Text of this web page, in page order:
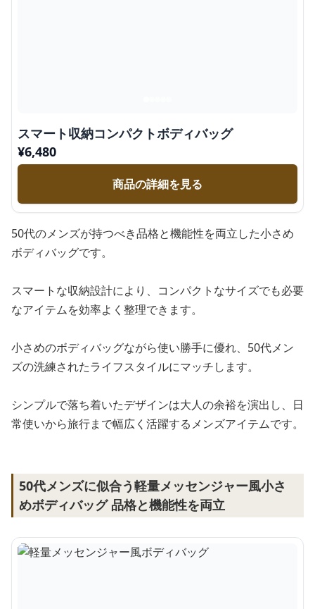
スマート収納コンパクトボディバッグ
¥6,480
商品の詳細を見る
50代のメンズが持つべき品格と機能性を両立した小さめ
ボディバッグです。
スマートな収納設計により、コンパクトなサイズでも必要
なアイテムを効率よく整理できます。
小さめのボディバッグながら使い勝手に優れ、50代メン
ズの洗練されたライフスタイルにマッチします。
シンプルで落ち着いたデザインは大人の余裕を演出し、日
常使いから旅行まで幅広く活躍するメンズアイテムです。
50代メンズに似合う軽量メッセンジャー風小さ
めボディバッグ 品格と機能性を両立